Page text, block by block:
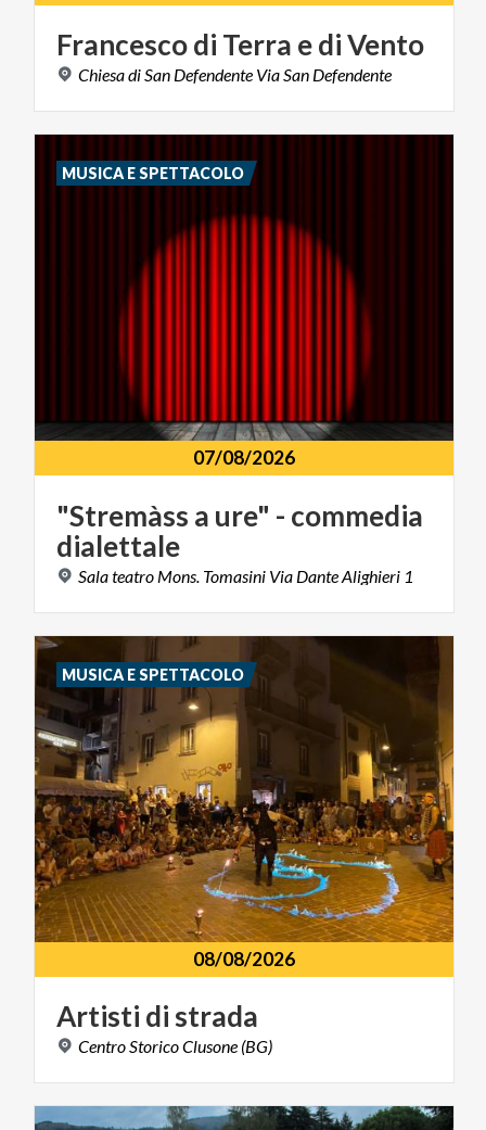
Francescodi Terra ediVento
ChiesadiSan Defendente ViaSan Defendente
07/08/2026
"Stremàss a ure" - commedia
dialettale
Salateatro Mons. Tomasini Via DanteAlighieri 1
MUSICA E SPETTACOLO
08/08/2026
Artisti di strada
CentroStoricoClusone (BG)
MUSICA E SPETTACOLO